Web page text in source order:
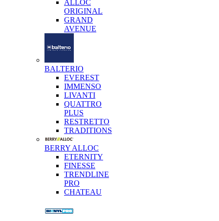
ALLOC
ORIGINAL
GRAND
AVENUE
BALTERIO
EVEREST
IMMENSO
LIVANTI
QUATTRO
PLUS
RESTRETTO
TRADITIONS
BERRY ALLOC
ETERNITY
FINESSE
TRENDLINE
PRO
CHATEAU